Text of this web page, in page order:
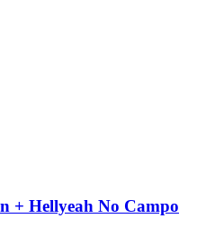
+ Hellyeah No Campo